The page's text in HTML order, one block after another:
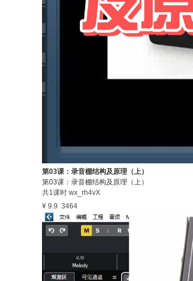
第03课：录音棚结构及原理（上）
第03课：录音棚结构及原理（上）
共1课时 wx_rh4vX
¥ 9.9 3464